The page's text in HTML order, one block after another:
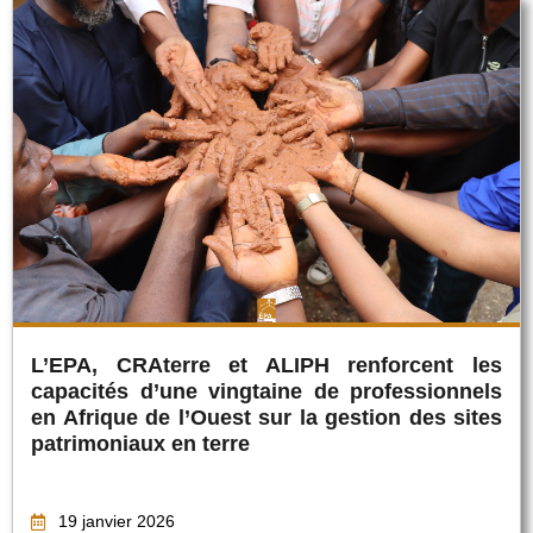
L’EPA, CRAterre et ALIPH renforcent les
capacités d’une vingtaine de professionnels
en Afrique de l’Ouest sur la gestion des sites
patrimoniaux en terre
19 janvier 2026